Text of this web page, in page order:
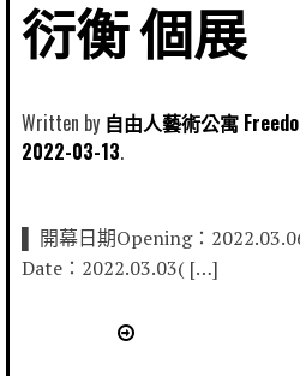
衍衡 個展
Written by 自由人藝術公寓
2022-03-13
▌ 開幕日期Opening：
Date：2022.03.03( […]